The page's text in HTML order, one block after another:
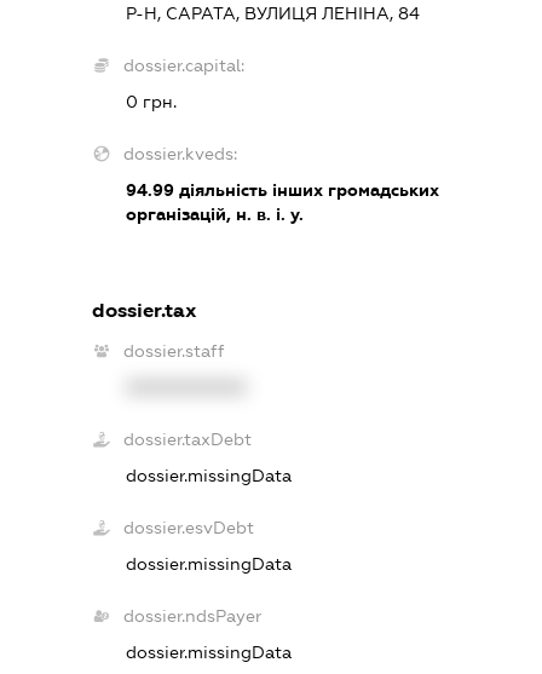
Р-Н, САРАТА, ВУЛИЦЯ ЛЕНІНА, 84
dossier.capital:
0 грн.
dossier.kveds:
94.99 діяльність інших громадських
організацій, н. в. і. у.
dossier.tax
dossier.staff
dossier.taxDebt
dossier.missingData
dossier.esvDebt
dossier.missingData
dossier.ndsPayer
dossier.missingData